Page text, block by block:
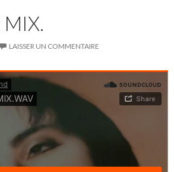
MIX.
LAISSER UN COMMENTAIRE